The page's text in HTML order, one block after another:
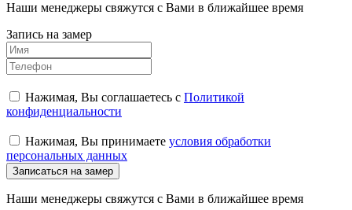
Наши менеджеры свяжутся с Вами в ближайшее время
Запись на замер
Нажимая, Вы соглашаетесь с Политикой
конфиденциальности
Нажимая, Вы принимаете условия обработки
персональных данных
Записаться на замер
Наши менеджеры свяжутся с Вами в ближайшее время